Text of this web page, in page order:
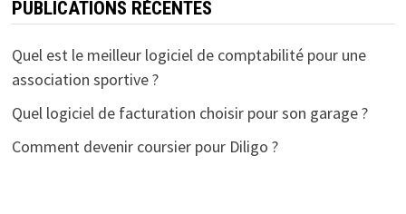
PUBLICATIONS RÉCENTES
Quel est le meilleur logiciel de comptabilité pour une
association sportive ?
Quel logiciel de facturation choisir pour son garage ?
Comment devenir coursier pour Diligo ?